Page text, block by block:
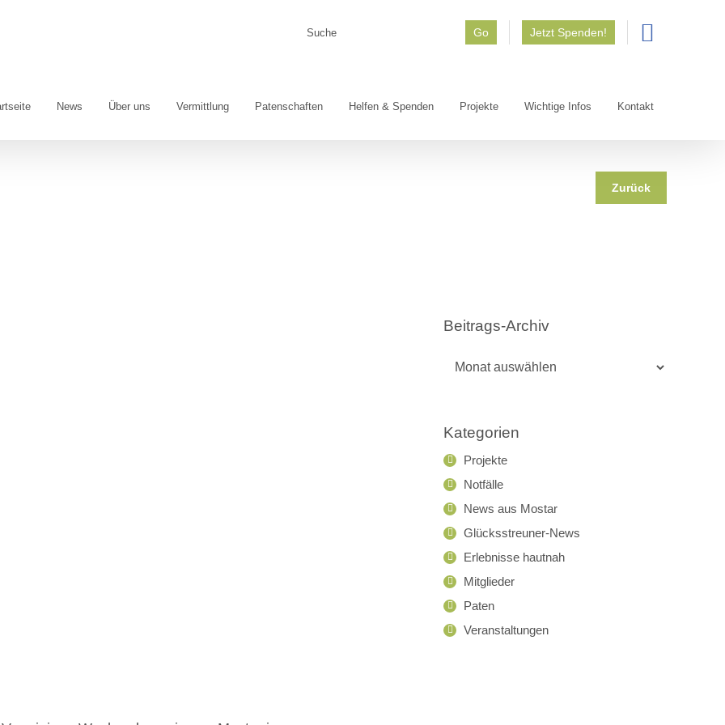
Go Jetzt Spenden!
News Über uns Vermittlung Patenschaften Helfen & Spenden Projekte Wichtige Infos Kontakt
Zurück
Beitrags-Archiv
Kategorien
Projekte
Notfälle
News aus Mostar
Glücksstreuner-News
Erlebnisse hautnah
Mitglieder
Paten
Veranstaltungen